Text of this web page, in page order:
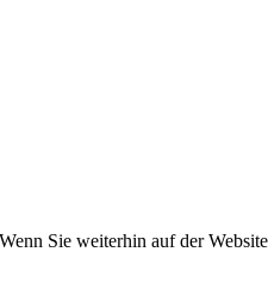
Sie weiterhin auf der